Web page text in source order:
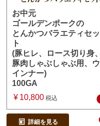
お中元
ゴールデンポークの
とんかつバラエティセッ
ト
(豚ヒレ、ロース切り身、
豚肉しゃぶしゃぶ用、ウ
インナー)
100GA
¥ 10,800 税込
詳細を見る